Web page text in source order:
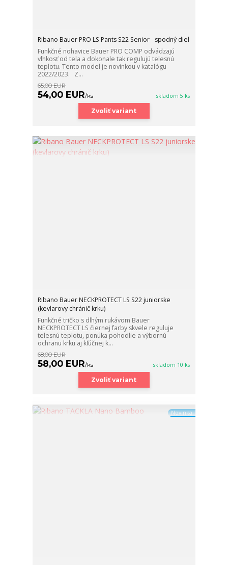
Ribano Bauer PRO LS Pants S22 Senior - spodný diel
Funkčné nohavice Bauer PRO COMP odvádzajú
vlhkosť od tela a dokonale tak regulujú telesnú
teplotu. Tento model je novinkou v katalógu
2022/2023. Z...
65,00 EUR
54,00 EUR/ks skladom 5 ks
Zvoliť variant
Ribano Bauer NECKPROTECT LS S22 juniorske
(kevlarovy chránič krku)
Funkčné tričko s dlhým rukávom Bauer
NECKPROTECT LS čiernej farby skvele reguluje
telesnú teplotu, ponúka pohodlie a výbornú
ochranu krku aj kľúčnej k...
68,00 EUR
58,00 EUR/ks skladom 10 ks
Zvoliť variant
Novinka